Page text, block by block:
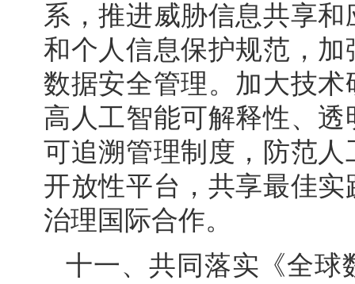
系，推进威胁信息共享
和个人信息保护规范，
数据安全管理。加大技
高人工智能可解释性、
可追溯管理制度，防范
开放性平台，共享最佳
治理国际合作。
十一、共同落实《全球